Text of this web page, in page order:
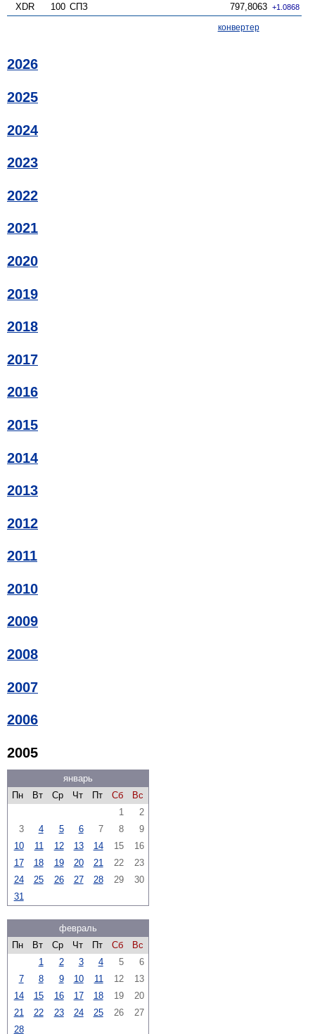
XDR 100 СПЗ 797,8063 +1.0868
конвертер
2026
2025
2024
2023
2022
2021
2020
2019
2018
2017
2016
2015
2014
2013
2012
2011
2010
2009
2008
2007
2006
2005
январь
Пн
Вт Ср Чт Пт Сб
Вс
1
2
3
4 5 6 7 8
9
10
11 12 13 14 15
16
17
18 19 20 21 22
23
24
25 26 27 28 29
30
31
февраль
Пн
Вт Ср Чт Пт Сб
Вс
1
2 3 4 5
6
7
8 9 10 11 12
13
14
15 16 17 18 19
20
21
22 23 24 25 26
27
28